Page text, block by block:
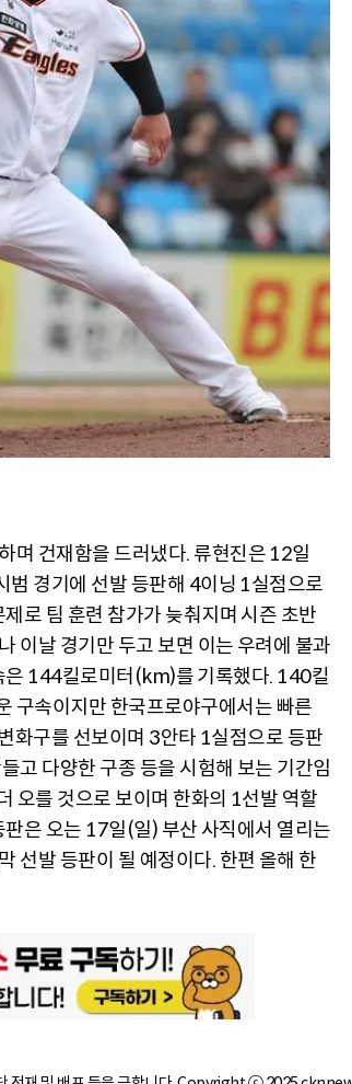
며 건재함을 드러냈다. 류현진은 12일
범 경기에 선발 등판해 4이닝 1실점으로
로 팀 훈련 참가가 늦춰지며 시즌 초반
이날 경기만 두고 보면 이는 우려에 불과
144킬로미터(km)를 기록했다. 140킬
구속이지만 한국프로야구에서는 빠른
화구를 선보이며 3안타 1실점으로 등판
고 다양한 구종 등을 시험해 보는 기간임
오를 것으로 보이며 한화의 1선발 역할
은 오는 17일(일) 부산 사직에서 열리는
선발 등판이 될 예정이다. 한편 올해 한